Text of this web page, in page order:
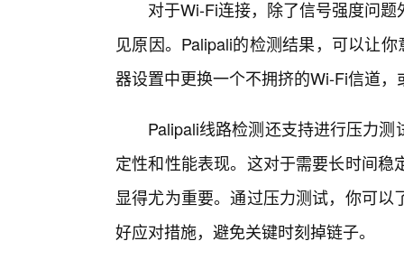
对于Wi-Fi连接，除了信号强度问
见原因。Palipali的检测结果，可以让
器设置中更换一个不拥挤的Wi-Fi信道
Palipali线路检测还支持进行压力
定性和性能表现。这对于需要长时间
显得尤为重要。通过压力测试，你可
好应对措施，避免关键时刻掉链子。